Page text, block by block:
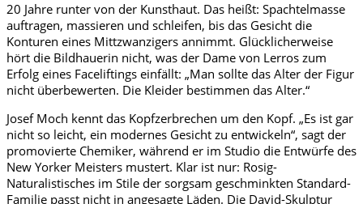
20 Jahre runter von der Kunsthaut. Das heißt: Spachtelmasse
auftragen, massieren und schleifen, bis das Gesicht die
Konturen eines Mittzwanzigers annimmt. Glücklicherweise
hört die Bildhauerin nicht, was der Dame von Lerros zum
Erfolg eines Faceliftings einfällt: „Man sollte das Alter der Figur
nicht überbewerten. Die Kleider bestimmen das Alter.“
Josef Moch kennt das Kopfzerbrechen um den Kopf. „Es ist gar
nicht so leicht, ein modernes Gesicht zu entwickeln“, sagt der
promovierte Chemiker, während er im Studio die Entwürfe des
New Yorker Meisters mustert. Klar ist nur: Rosig-
Naturalistisches im Stile der sorgsam geschminkten Standard-
Familie passt nicht in angesagte Läden. Die David-Skulptur